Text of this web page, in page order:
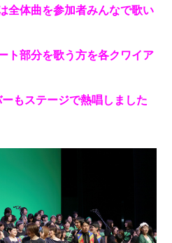
全体曲を参加者みんなで歌い
ト部分を歌う方を各クワイア
もステージで熱唱しました